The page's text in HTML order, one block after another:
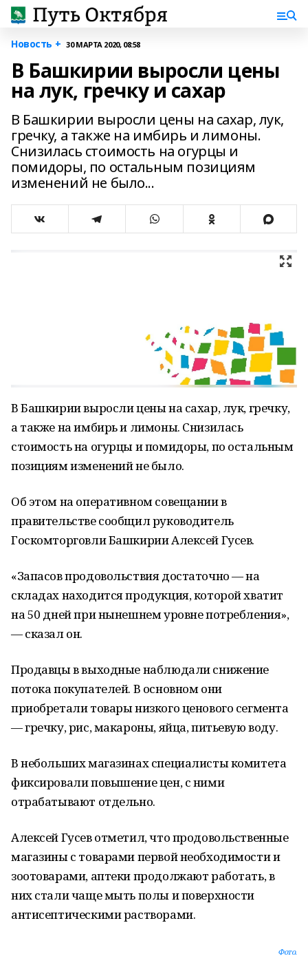
Новость + 30 МАРТА 2020, 08:58
В Башкирии выросли цены
на лук, гречку и сахар
В Башкирии выросли цены на сахар, лук,
гречку, а также на имбирь и лимоны.
Снизилась стоимость на огурцы и
помидоры, по остальным позициям
изменений не было...
В Башкирии выросли цены на сахар, лук, гречку,
а также на имбирь и лимоны. Снизилась
стоимость на огурцы и помидоры, по остальным
позициям изменений не было.
Об этом на оперативном совещании в
правительстве сообщил руководитель
Госкомторговли Башкирии Алексей Гусев.
«Запасов продовольствия достаточно — на
складах находится продукция, которой хватит
на 50 дней при нынешнем уровне потребления»,
— сказал он.
Продавцы в выходные наблюдали снижение
потока покупателей. В основном они
приобретали товары низкого ценового сегмента
— гречку, рис, макароны, яйца, питьевую воду.
В небольших магазинах специалисты комитета
фиксировали повышение цен, с ними
отрабатывают отдельно.
Алексей Гусев отметил, что продовольственные
магазины с товарами первой необходимости и
зоотоварами, аптеки продолжают работать, в
них стали чаще мыть полы и поверхности
антисептическими растворами.
Фото.